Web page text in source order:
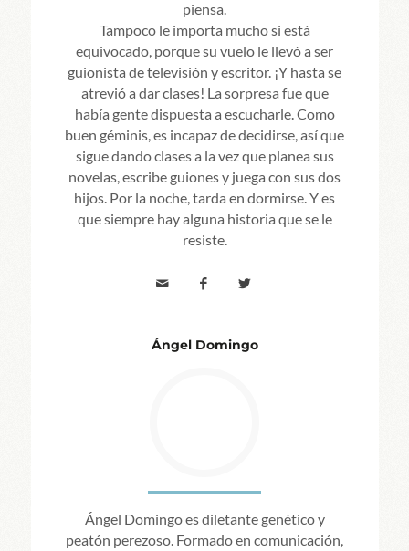
piensa.
Tampoco le importa mucho si está
equivocado, porque su vuelo le llevó a ser
guionista de televisión y escritor. ¡Y hasta se
atrevió a dar clases! La sorpresa fue que
había gente dispuesta a escucharle. Como
buen géminis, es incapaz de decidirse, así que
sigue dando clases a la vez que planea sus
novelas, escribe guiones y juega con sus dos
hijos. Por la noche, tarda en dormirse. Y es
que siempre hay alguna historia que se le
resiste.
Ángel Domingo
Ángel Domingo es diletante genético y
peatón perezoso. Formado en comunicación,